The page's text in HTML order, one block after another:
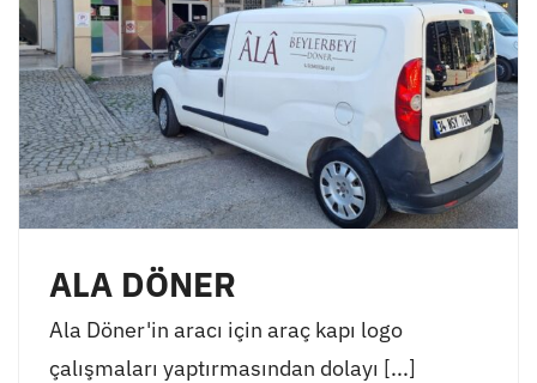
ALA DÖNER
Ala Döner'in aracı için araç kapı logo
çalışmaları yaptırmasından dolayı [...]